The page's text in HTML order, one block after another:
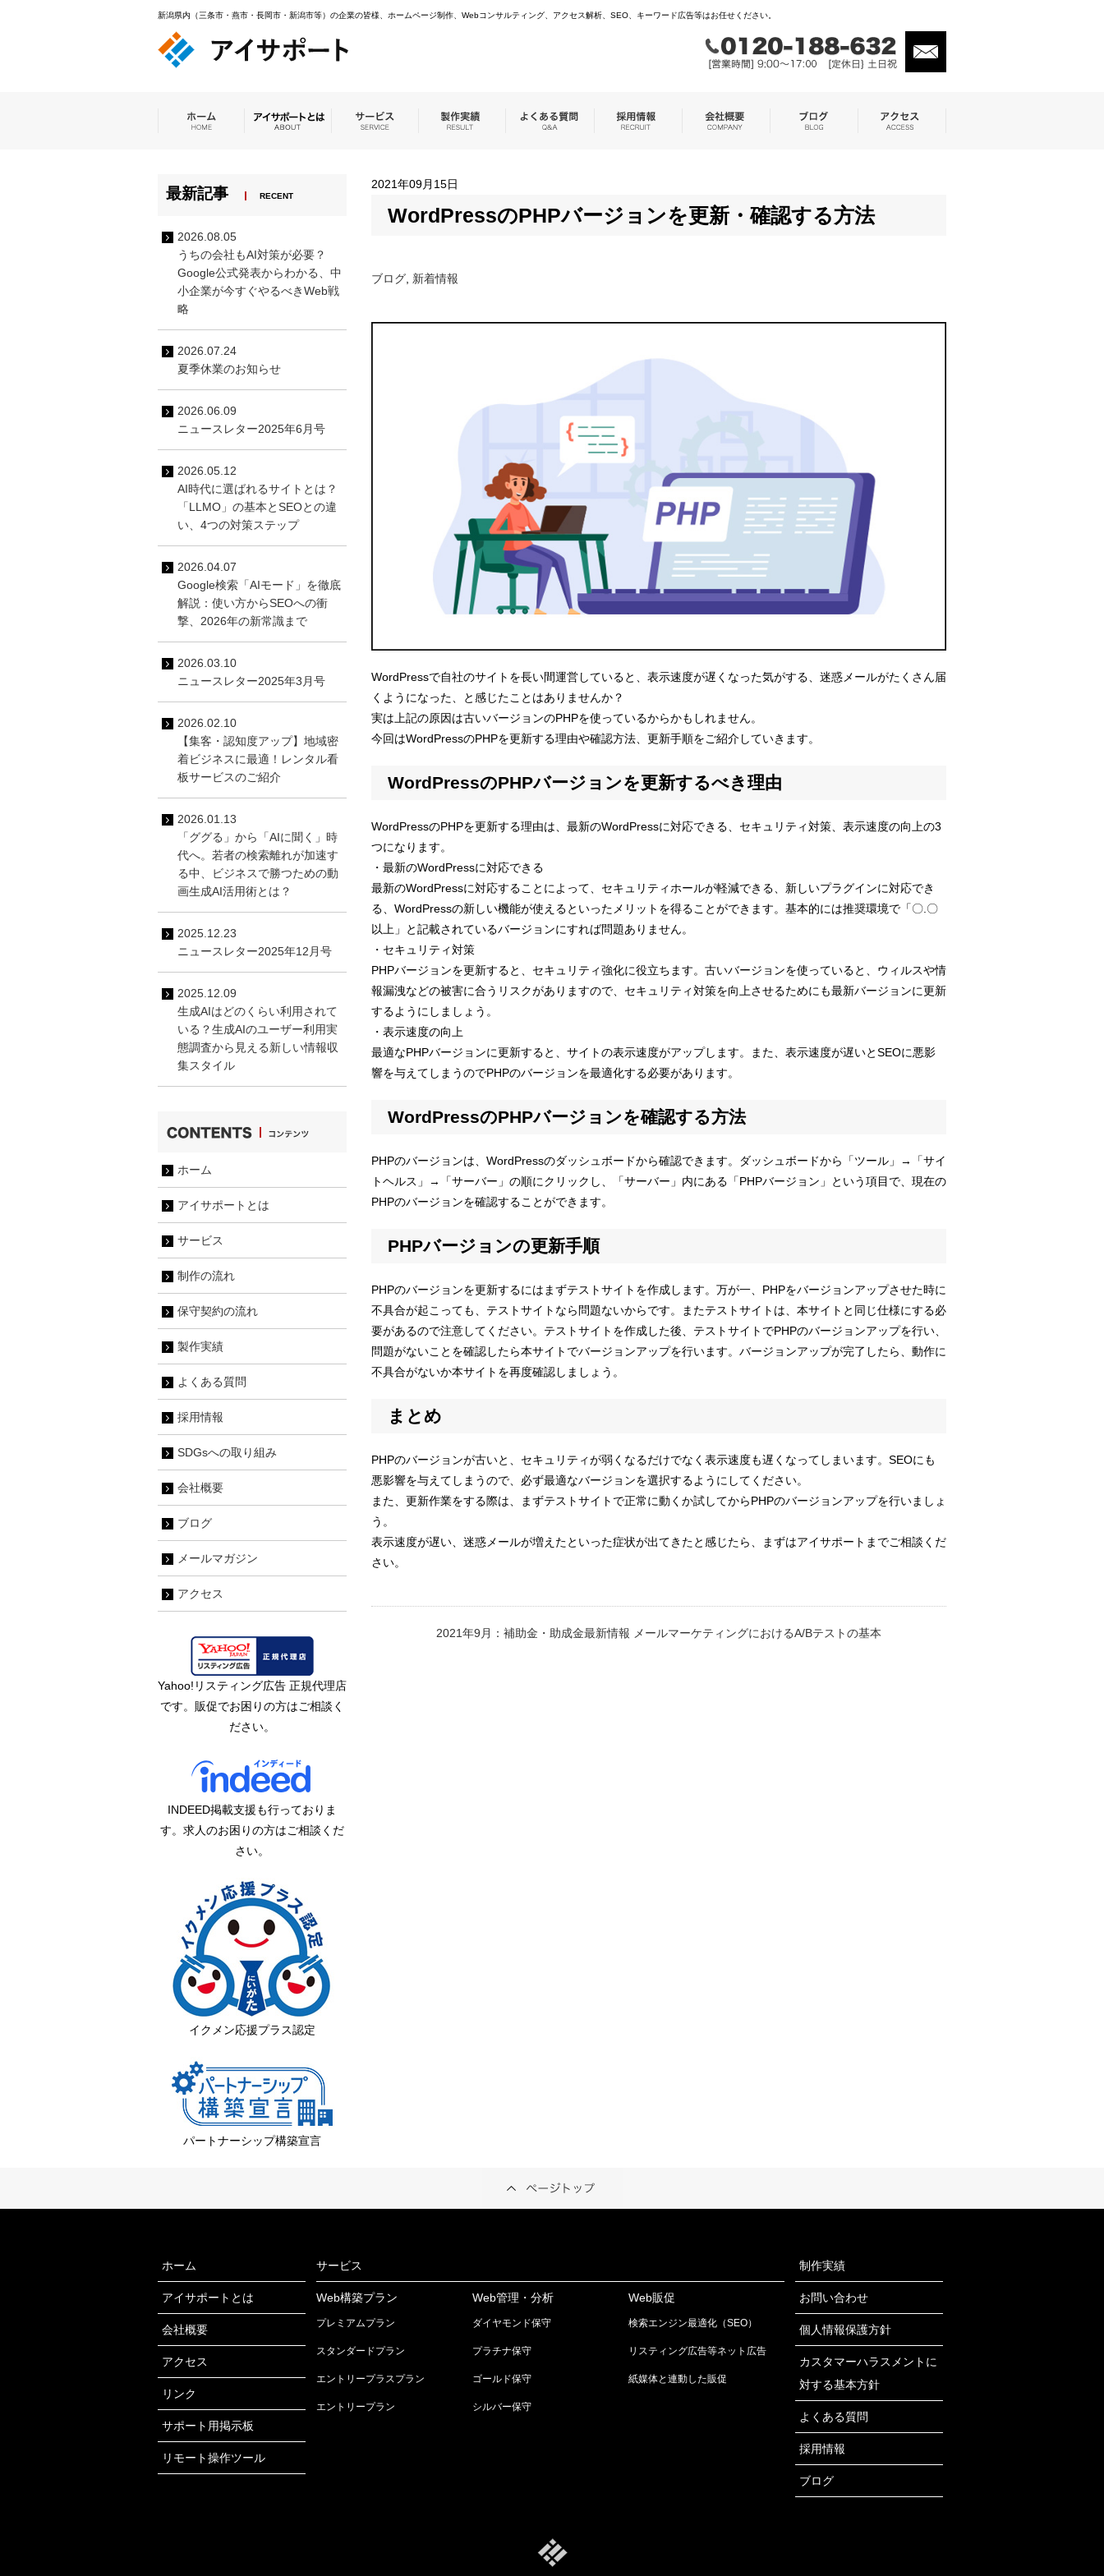
新潟県内（三条市・燕市・長岡市・新潟市等）の企業の皆様、ホームページ制作、Webコンサルティング、アクセス解析、SEO、キーワード広告等はお任せください。
2021年09月15日
WordPressのPHPバージョンを更新・確認する方法
ブログ 新着情報
WordPressで自社のサイトを長い間運営していると、表示速度が遅くなった気がする、迷惑メールがたくさん届
くようになった、と感じたことはありませんか？
実は上記の原因は古いバージョンのPHPを使っているからかもしれません。
今回はWordPressのPHPを更新する理由や確認方法、更新手順をご紹介していきます。
WordPressのPHPバージョンを更新するべき理由
WordPressのPHPを更新する理由は、最新のWordPressに対応できる、セキュリティ対策、表示速度の向上の3
つになります。
・最新のWordPressに対応できる
最新のWordPressに対応することによって、セキュリティホールが軽減できる、新しいプラグインに対応でき
る、WordPressの新しい機能が使えるといったメリットを得ることができます。基本的には推奨環境で「〇.〇
以上」と記載されているバージョンにすれば問題ありません。
・セキュリティ対策
PHPバージョンを更新すると、セキュリティ強化に役立ちます。古いバージョンを使っていると、ウィルスや情
報漏洩などの被害に合うリスクがありますので、セキュリティ対策を向上させるためにも最新バージョンに更新
するようにしましょう。
・表示速度の向上
最適なPHPバージョンに更新すると、サイトの表示速度がアップします。また、表示速度が遅いとSEOに悪影
響を与えてしまうのでPHPのバージョンを最適化する必要があります。
WordPressのPHPバージョンを確認する方法
PHPのバージョンは、WordPressのダッシュボードから確認できます。ダッシュボードから「ツール」→「サイ
トヘルス」→「サーバー」の順にクリックし、「サーバー」内にある「PHPバージョン」という項目で、現在の
PHPのバージョンを確認することができます。
PHPバージョンの更新手順
PHPのバージョンを更新するにはまずテストサイトを作成します。万が一、PHPをバージョンアップさせた時に
不具合が起こっても、テストサイトなら問題ないからです。またテストサイトは、本サイトと同じ仕様にする必
要があるので注意してください。テストサイトを作成した後、テストサイトでPHPのバージョンアップを行い、
問題がないことを確認したら本サイトでバージョンアップを行います。バージョンアップが完了したら、動作に
不具合がないか本サイトを再度確認しましょう。
まとめ
PHPのバージョンが古いと、セキュリティが弱くなるだけでなく表示速度も遅くなってしまいます。SEOにも
悪影響を与えてしまうので、必ず最適なバージョンを選択するようにしてください。
また、更新作業をする際は、まずテストサイトで正常に動くか試してからPHPのバージョンアップを行いましょ
う。
表示速度が遅い、迷惑メールが増えたといった症状が出てきたと感じたら、まずはアイサポートまでご相談くだ
さい。
2021年9月：補助金・助成金最新情報 メールマーケティングにおけるA/Bテストの基本
最新記事 RECENT
2026.08.05
うちの会社もAI対策が必要？
Google公式発表からわかる、中
小企業が今すぐやるべきWeb戦
略
2026.07.24
夏季休業のお知らせ
2026.06.09
ニュースレター2025年6月号
2026.05.12
AI時代に選ばれるサイトとは？
「LLMO」の基本とSEOとの違
い、4つの対策ステップ
2026.04.07
Google検索「AIモード」を徹底
解説：使い方からSEOへの衝
撃、2026年の新常識まで
2026.03.10
ニュースレター2025年3月号
2026.02.10
【集客・認知度アップ】地域密
着ビジネスに最適！レンタル看
板サービスのご紹介
2026.01.13
「ググる」から「AIに聞く」時
代へ。若者の検索離れが加速す
る中、ビジネスで勝つための動
画生成AI活用術とは？
2025.12.23
ニュースレター2025年12月号
2025.12.09
生成AIはどのくらい利用されて
いる？生成AIのユーザー利用実
態調査から見える新しい情報収
集スタイル
ホーム
アイサポートとは
サービス
制作の流れ
保守契約の流れ
製作実績
よくある質問
採用情報
SDGsへの取り組み
会社概要
ブログ
メールマガジン
アクセス
Yahoo!リスティング広告 正規代理店
です。販促でお困りの方はご相談く
ださい。
INDEED掲載支援も行っておりま
す。求人のお困りの方はご相談くだ
さい。
イクメン応援プラス認定
パートナーシップ構築宣言
ホーム
アイサポートとは
会社概要
アクセス
リンク
サポート用掲示板
リモート操作ツール
サービス
Web構築プラン
プレミアムプラン
スタンダードプラン
エントリープラスプラン
エントリープラン
Web管理・分析
ダイヤモンド保守
プラチナ保守
ゴールド保守
シルバー保守
Web販促
検索エンジン最適化（SEO）
リスティング広告等ネット広告
紙媒体と連動した販促
制作実績
お問い合わせ
個人情報保護方針
カスタマーハラスメントに
対する基本方針
よくある質問
採用情報
ブログ